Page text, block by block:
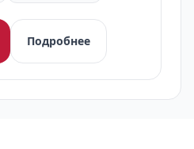
Подробнее